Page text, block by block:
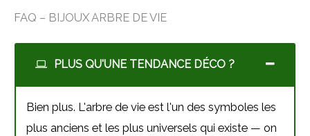
FAQ – BIJOUX ARBRE DE VIE
PLUS QU'UNE TENDANCE DÉCO ?
Bien plus. L'arbre de vie est l'un des symboles les
plus anciens et les plus universels qui existe — on